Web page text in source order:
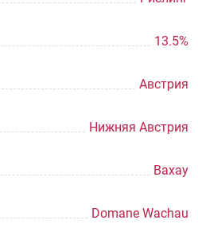
13.5%
Австрия
Нижняя Австрия
Вахау
Domane Wachau